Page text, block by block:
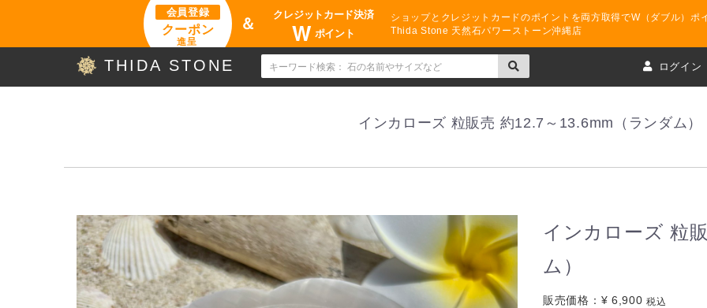
会員登録
クーポン
進呈
＆
クレジットカード決済
W ポイント
ショップとクレジットカードのポイントを両方取得でW（ダブル）ポ
Thida Stone 天然石パワーストーン沖縄店
THIDA STONE ログイン
インカローズ 粒販売 約12.7～13.6mm（ランダム）
インカローズ 粒
ム）
販売価格： ¥ 6,900 税込